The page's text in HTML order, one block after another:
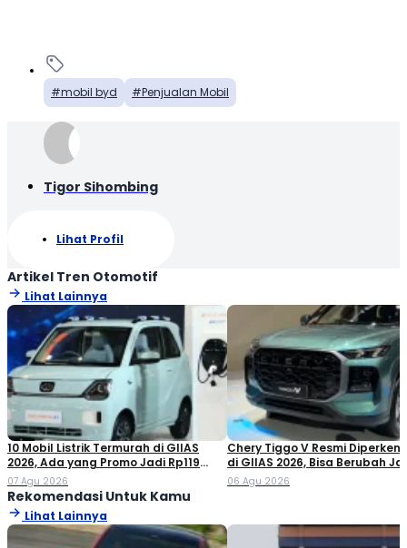
mobil byd Penjualan Mobil
Tigor Sihombing
Lihat Profil
Artikel Tren Otomotif
Lihat Lainnya
10 Mobil Listrik Termurah di GIIAS
2026, Ada yang Promo Jadi Rp119
Jutaan!
07 Agu 2026
Chery Tiggo V Resmi
di GIIAS 2026, Bisa Berubah
Double Cabin
06 Agu 2026
Rekomendasi Untuk Kamu
Lihat Lainnya